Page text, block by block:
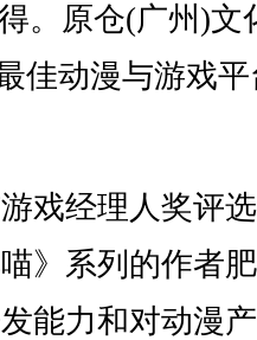
。原仓(广州)文
佳动漫与游戏
经理人奖评
》系列的作者
能力和对动漫